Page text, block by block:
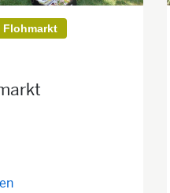
Flohmarkt